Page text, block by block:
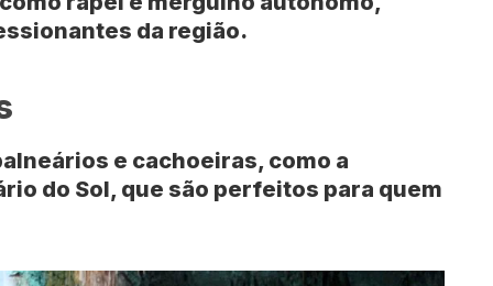
da região.
e cachoeiras, como a
do Sol, que são perfeitos para quem